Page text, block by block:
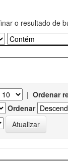
o resultado de
| Ordenar
Ordenar